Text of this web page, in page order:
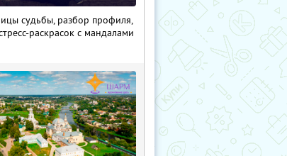
судьбы, разбор профиля,
раскрасок с мандалами